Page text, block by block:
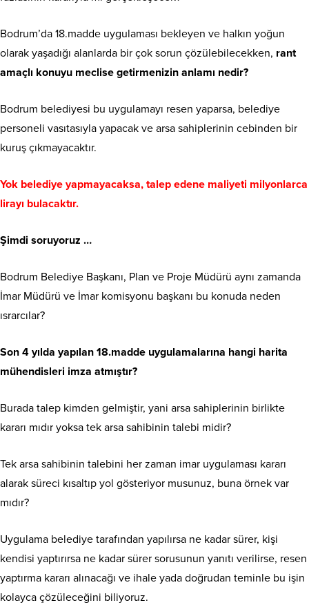
Bodrum’da 18.madde uygulaması bekleyen ve halkın yoğun
olarak yaşadığı alanlarda bir çok sorun çözülebilecekken, rant
amaçlı konuyu meclise getirmenizin anlamı nedir?
Bodrum belediyesi bu uygulamayı resen yaparsa, belediye
personeli vasıtasıyla yapacak ve arsa sahiplerinin cebinden bir
kuruş çıkmayacaktır.
Yok belediye yapmayacaksa, talep edene maliyeti milyonlarca
lirayı bulacaktır.
Şimdi soruyoruz …
Bodrum Belediye Başkanı, Plan ve Proje Müdürü aynı zamanda
İmar Müdürü ve İmar komisyonu başkanı bu konuda neden
ısrarcılar?
Son 4 yılda yapılan 18.madde uygulamalarına hangi harita
mühendisleri imza atmıştır?
Burada talep kimden gelmiştir, yani arsa sahiplerinin birlikte
kararı mıdır yoksa tek arsa sahibinin talebi midir?
Tek arsa sahibinin talebini her zaman imar uygulaması kararı
alarak süreci kısaltıp yol gösteriyor musunuz, buna örnek var
mıdır?
Uygulama belediye tarafından yapılırsa ne kadar sürer, kişi
kendisi yaptırırsa ne kadar sürer sorusunun yanıtı verilirse, resen
yaptırma kararı alınacağı ve ihale yada doğrudan teminle bu işin
kolayca çözüleceğini biliyoruz.